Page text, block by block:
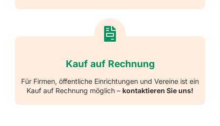
Kauf auf Rechnung
Für Firmen, öffentliche Einrichtungen und Vereine ist ein
Kauf auf Rechnung möglich – kontaktieren Sie uns!